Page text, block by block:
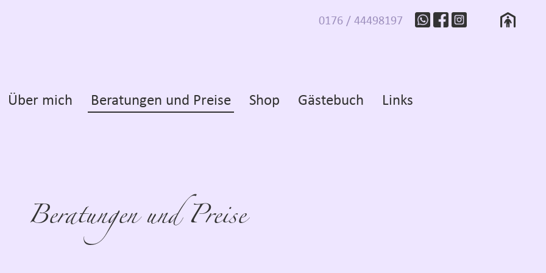
0176 / 44498197
Über mich Beratungen und Preise Shop Gästebuch Links
Beratungen und Preise